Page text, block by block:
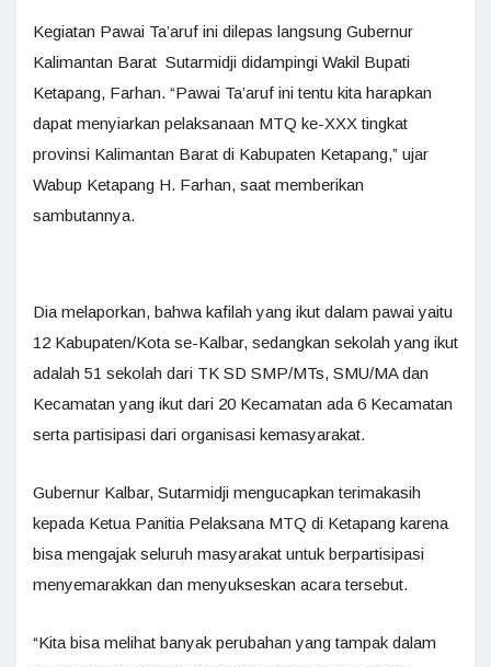
Kegiatan Pawai Ta’aruf ini dilepas langsung Gubernur
Kalimantan Barat Sutarmidji didampingi Wakil Bupati
Ketapang, Farhan. “Pawai Ta’aruf ini tentu kita harapkan
dapat menyiarkan pelaksanaan MTQ ke-XXX tingkat
provinsi Kalimantan Barat di Kabupaten Ketapang,” ujar
Wabup Ketapang H. Farhan, saat memberikan
sambutannya.
Dia melaporkan, bahwa kafilah yang ikut dalam pawai yaitu
12 Kabupaten/Kota se-Kalbar, sedangkan sekolah yang ikut
adalah 51 sekolah dari TK SD SMP/MTs, SMU/MA dan
Kecamatan yang ikut dari 20 Kecamatan ada 6 Kecamatan
serta partisipasi dari organisasi kemasyarakat.
Gubernur Kalbar, Sutarmidji mengucapkan terimakasih
kepada Ketua Panitia Pelaksana MTQ di Ketapang karena
bisa mengajak seluruh masyarakat untuk berpartisipasi
menyemarakkan dan menyukseskan acara tersebut.
“Kita bisa melihat banyak perubahan yang tampak dalam